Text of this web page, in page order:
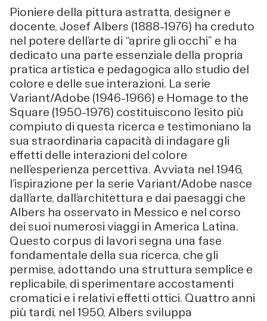
Pioniere della pittura astratta, designer e
docente, Josef Albers (1888–1976) ha creduto
nel potere dell’arte di “aprire gli occhi” e ha
dedicato una parte essenziale della propria
pratica artistica e pedagogica allo studio del
colore e delle sue interazioni. La serie
Variant/Adobe (1946–1966) e Homage to the
Square (1950–1976) costituiscono l’esito più
compiuto di questa ricerca e testimoniano la
sua straordinaria capacità di indagare gli
effetti delle interazioni del colore
nell’esperienza percettiva. Avviata nel 1946,
l’ispirazione per la serie Variant/Adobe nasce
dall’arte, dall’architettura e dai paesaggi che
Albers ha osservato in Messico e nel corso
dei suoi numerosi viaggi in America Latina.
Questo corpus di lavori segna una fase
fondamentale della sua ricerca, che gli
permise, adottando una struttura semplice e
replicabile, di sperimentare accostamenti
cromatici e i relativi effetti ottici. Quattro anni
più tardi, nel 1950, Albers sviluppa